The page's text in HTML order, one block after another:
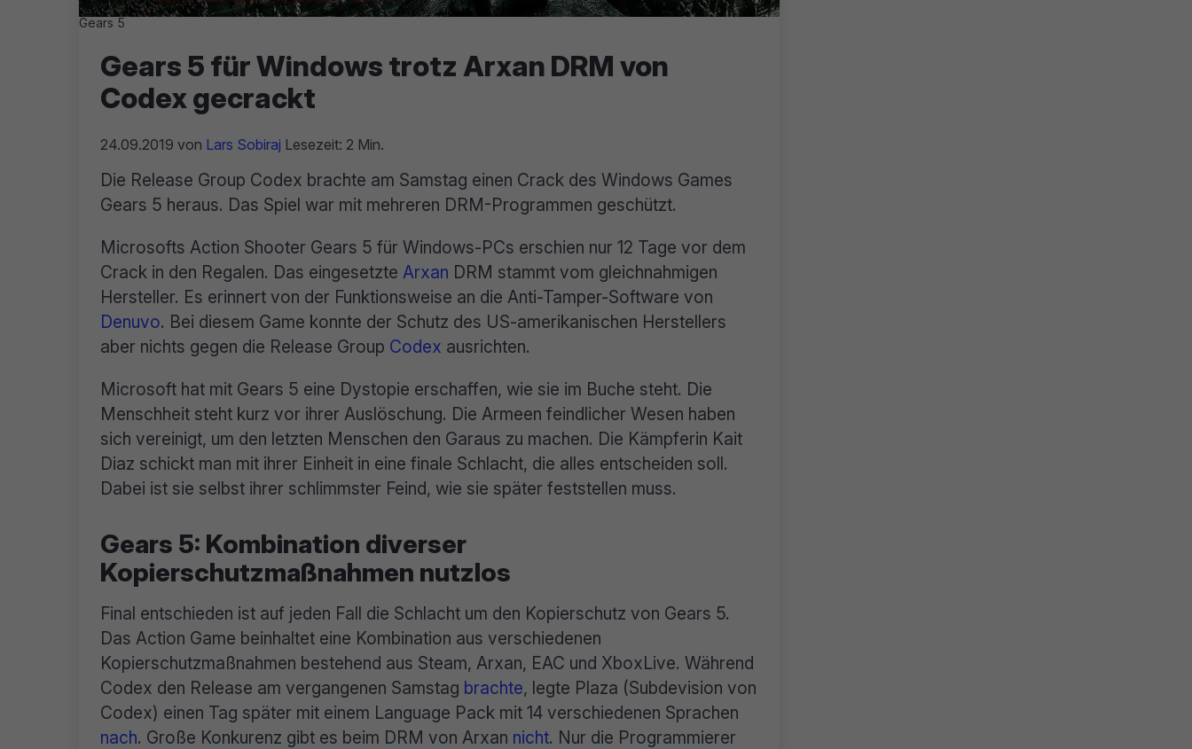
Gears 5
Gears 5 für Windows trotz Arxan DRM von
Codex gecrackt
24.09.2019 von Lars Sobiraj Lesezeit: 2 Min.
Die Release Group Codex brachte am Samstag einen Crack des Windows Games
Gears 5 heraus. Das Spiel war mit mehreren DRM-Programmen geschützt.
Microsofts Action Shooter Gears 5 für Windows-PCs erschien nur 12 Tage vor dem
Crack in den Regalen. Das eingesetzte Arxan DRM stammt vom gleichnahmigen
Hersteller. Es erinnert von der Funktionsweise an die Anti-Tamper-Software von
Denuvo. Bei diesem Game konnte der Schutz des US-amerikanischen Herstellers
aber nichts gegen die Release Group Codex ausrichten.
Microsoft hat mit Gears 5 eine Dystopie erschaffen, wie sie im Buche steht. Die
Menschheit steht kurz vor ihrer Auslöschung. Die Armeen feindlicher Wesen haben
sich vereinigt, um den letzten Menschen den Garaus zu machen. Die Kämpferin Kait
Diaz schickt man mit ihrer Einheit in eine finale Schlacht, die alles entscheiden soll.
Dabei ist sie selbst ihrer schlimmster Feind, wie sie später feststellen muss.
Gears 5: Kombination diverser
Kopierschutzmaßnahmen nutzlos
Final entschieden ist auf jeden Fall die Schlacht um den Kopierschutz von Gears 5.
Das Action Game beinhaltet eine Kombination aus verschiedenen
Kopierschutzmaßnahmen bestehend aus Steam, Arxan, EAC und XboxLive. Während
Codex den Release am vergangenen Samstag brachte, legte Plaza (Subdevision von
Codex) einen Tag später mit einem Language Pack mit 14 verschiedenen Sprachen
nach. Große Konkurenz gibt es beim DRM von Arxan nicht. Nur die Programmierer